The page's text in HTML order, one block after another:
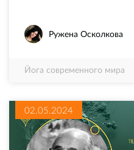
Ружена Осколкова
Йога современного мира
02.05.2024